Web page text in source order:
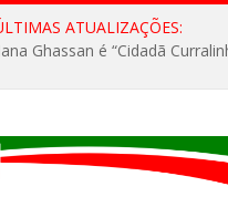
ATUALIZAÇÕES:
Ghassan é “Cidadã